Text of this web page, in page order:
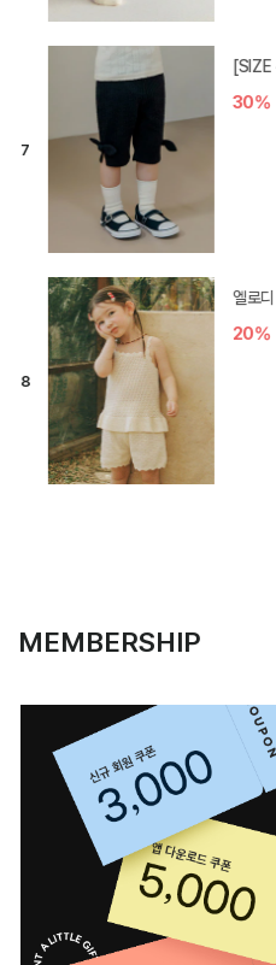
30%
엘로
20%
MEMBERSHIP